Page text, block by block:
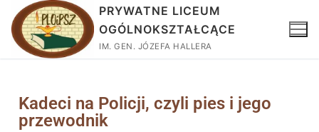
PRYWATNE LICEUM
OGÓLNOKSZTAŁCĄCE
IM. GEN. JÓZEFA HALLERA
Kadeci na Policji, czyli pies i jego
przewodnik